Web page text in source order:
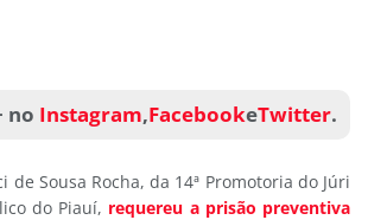
no Instagram,FacebookeTwitter.
de Sousa Rocha, da 14ª Promotoria do Júri
do Piauí, requereu a prisão preventiva